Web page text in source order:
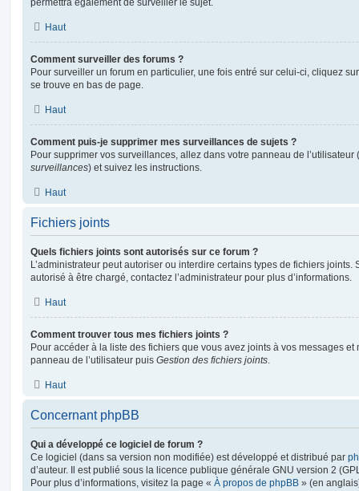
Haut
Comment surveiller des forums ?
Pour surveiller un forum en particulier, une fois entré sur celui-ci, cliquez
se trouve en bas de page.
Haut
Comment puis-je supprimer mes surveillances de sujets ?
Pour supprimer vos surveillances, allez dans votre panneau de l’utilisateur
surveillances) et suivez les instructions.
Haut
Fichiers joints
Quels fichiers joints sont autorisés sur ce forum ?
L’administrateur peut autoriser ou interdire certains types de fichiers joints.
autorisé à être chargé, contactez l’administrateur pour plus d’informations.
Haut
Comment trouver tous mes fichiers joints ?
Pour accéder à la liste des fichiers que vous avez joints à vos messages
panneau de l’utilisateur puis Gestion des fichiers joints
Haut
Concernant phpBB
Qui a développé ce logiciel de forum ?
Ce logiciel (dans sa version non modifiée) est développé et distribué par
d’auteur. Il est publié sous la licence publique générale GNU version 2
Pour plus d’informations, visitez la page « À propos de phpBB » (en